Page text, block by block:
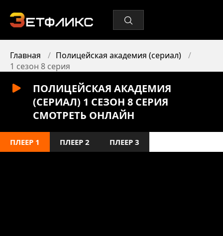
Главная
Полицейская академия (сериал)
1 сезон 8 серия
ПОЛИЦЕЙСКАЯ АКАДЕМИЯ
(СЕРИАЛ) 1 СЕЗОН 8 СЕРИЯ
СМОТРЕТЬ ОНЛАЙН
ПЛЕЕР 1 ПЛЕЕР 2 ПЛЕЕР 3